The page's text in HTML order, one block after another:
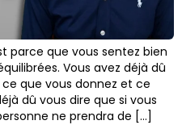
parce que vous sentez bien
Vous avez déjà dû
que vous donnez et ce
dû vous dire que si vous
ne prendra de […]